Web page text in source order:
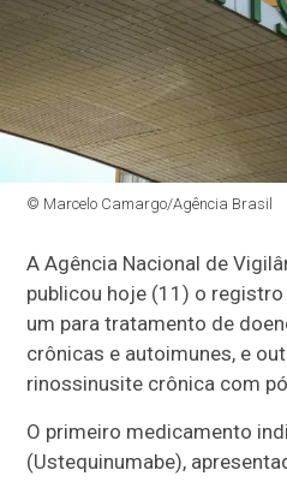
© Marcelo Camargo/Agência Brasil
A Agência Nacional de
publicou hoje (11) o
um para tratamento de
crônicas e autoimunes, e
rinossinusite crônica com
O primeiro medicamento
(Ustequinumabe),